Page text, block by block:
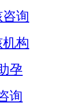
询
构
孕
询